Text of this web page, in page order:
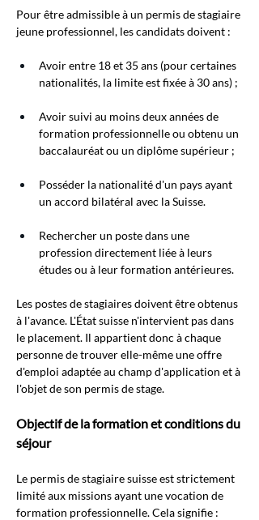
Pour être admissible à un permis de stagiaire
jeune professionnel, les candidats doivent :
Avoir entre 18 et 35 ans (pour certaines
nationalités, la limite est fixée à 30 ans) ;
Avoir suivi au moins deux années de
formation professionnelle ou obtenu un
baccalauréat ou un diplôme supérieur ;
Posséder la nationalité d'un pays ayant
un accord bilatéral avec la Suisse.
Rechercher un poste dans une
profession directement liée à leurs
études ou à leur formation antérieures.
Les postes de stagiaires doivent être obtenus
à l'avance. L'État suisse n'intervient pas dans
le placement. Il appartient donc à chaque
personne de trouver elle-même une offre
d'emploi adaptée au champ d'application et à
l'objet de son permis de stage.
Objectif de la formation et conditions du
séjour
Le permis de stagiaire suisse est strictement
limité aux missions ayant une vocation de
formation professionnelle. Cela signifie :